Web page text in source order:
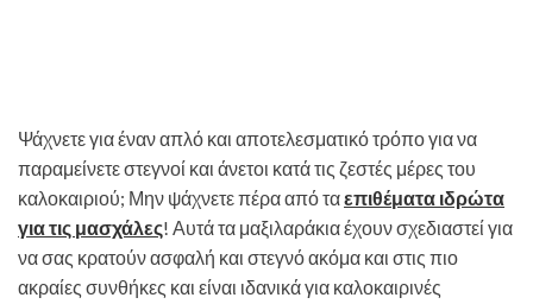
Ψάχνετε για έναν απλό και αποτελεσματικό τρόπο για να
παραμείνετε στεγνοί και άνετοι κατά τις ζεστές μέρες του
καλοκαιριού; Μην ψάχνετε πέρα ​​από ταεπιθέματα ιδρώτα
για τις μασχάλες! Αυτά τα μαξιλαράκια έχουν σχεδιαστεί για
να σας κρατούν ασφαλή και στεγνό ακόμα και στις πιο
ακραίες συνθήκες και είναι ιδανικά για καλοκαιρινές